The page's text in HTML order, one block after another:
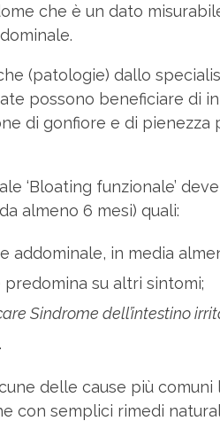
che è un dato
(patologie) dallo
possono beneficiare di
di gonfiore e di
‘Bloating funzionale’
almeno 6 mesi) quali:
addominale, in media
su altri sintomi;
Sindrome dell’intestino
delle cause più
con semplici rimedi